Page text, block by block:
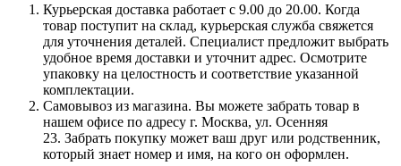
Курьерская доставка работает с 9.00 до 20.00. Когда
товар поступит на склад, курьерская служба свяжется
для уточнения деталей. Специалист предложит выбрать
удобное время доставки и уточнит адрес. Осмотрите
упаковку на целостность и соответствие указанной
комплектации.
Самовывоз из магазина. Вы можете забрать товар в
нашем офисе по адресу г. Москва, ул. Осенняя
23. Забрать покупку может ваш друг или родственник,
который знает номер и имя, на кого он оформлен.